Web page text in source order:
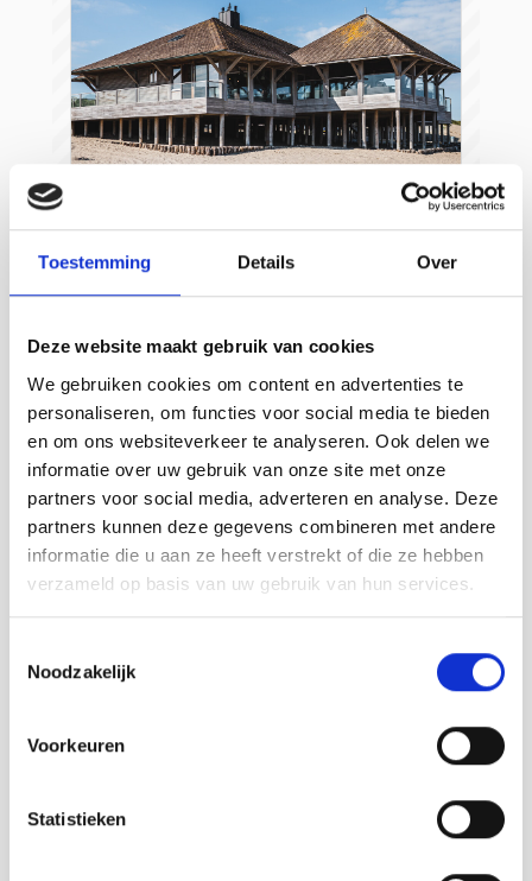
Toestemming Details Over
Deze website maakt gebruik van cookies
We gebruiken cookies om content en advertenties te
personaliseren, om functies voor social media te bieden
en om ons websiteverkeer te analyseren. Ook delen we
informatie over uw gebruik van onze site met onze
partners voor social media, adverteren en analyse. Deze
partners kunnen deze gegevens combineren met andere
informatie die u aan ze heeft verstrekt of die ze hebben
verzameld op basis van uw gebruik van hun services.
Noodzakelijk
Voorkeuren
Statistieken
Strandpaviljoen de Piraat
Cadzand
Lesen Sie mehr